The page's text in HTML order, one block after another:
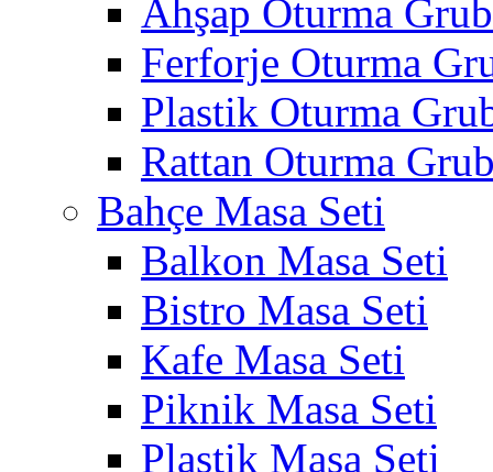
Ahşap Oturma
Ferforje Oturma
Plastik Oturma
Rattan Oturma
Bahçe Masa Seti
Balkon Masa Seti
Bistro Masa Seti
Kafe Masa Seti
Piknik Masa Seti
Plastik Masa Seti